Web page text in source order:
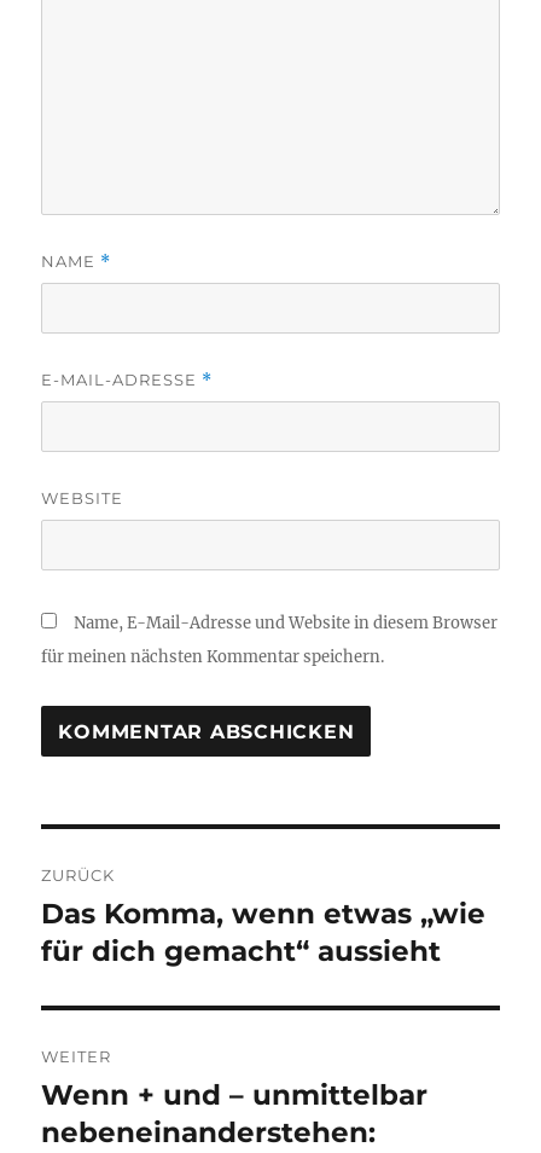
NAME *
E-MAIL-ADRESSE *
WEBSITE
Name, E-Mail-Adresse und Website in diesem Browser
für meinen nächsten Kommentar speichern.
ZURÜCK
Vorheriger
Beitrag:
Das Komma, wenn etwas „wie
für dich gemacht“ aussieht
WEITER
Nächster
Beitrag:
Wenn + und – unmittelbar
nebeneinanderstehen: